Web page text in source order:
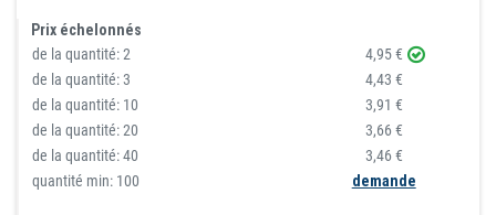
Prix échelonnés
de la quantité:2
4,95 €
de la quantité:3
4,43 €
de la quantité: 10
3,91 €
de la quantité:20
3,66 €
de la quantité:40
3,46 €
quantité min: 100
demande